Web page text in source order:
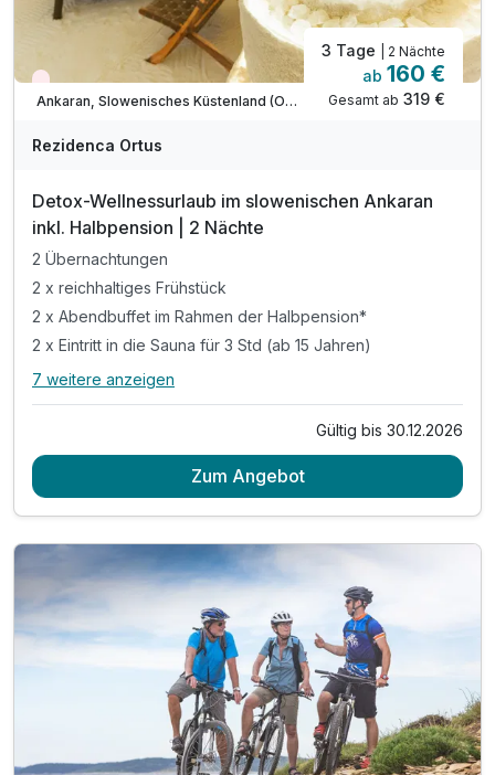
Wieder frei ab September
Ankaran, Slowenisches Küstenland (Obalno-kraska)
3 Tage | 2 Nächte
ab 160 €
Gesamt ab 319 €
Rezidenca Ortus
Detox-Wellnessurlaub im slowenischen Ankaran
inkl. Halbpension | 2 Nächte
2 Übernachtungen
2 x reichhaltiges Frühstück
2 x Abendbuffet im Rahmen der Halbpension*
2 x Eintritt in die Sauna für 3 Std (ab 15 Jahren)
Alle Inklusivleistungen
2 x reichhaltiges Frühstück
1 x Halo-Therapie in der Salzgrotte
1 x Detox-Smoothie (täglich)
1 x Früchtekorb am Zimmer
inkl. Entspannung auf dem Barfuß-Kneipp-Pfad
inkl. Bademantel für den Aufenthalt
inkl. Parkplatz & W-LAN Nutzung
* am Sonntag hat das Restaurant geschlossen
7 weitere anzeigen
Gültig bis 30.12.2026
Zum Angebot